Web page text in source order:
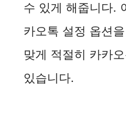
수 있게 해줍니다.
카오톡 설정 옵션
맞게 적절히 카카
있습니다.